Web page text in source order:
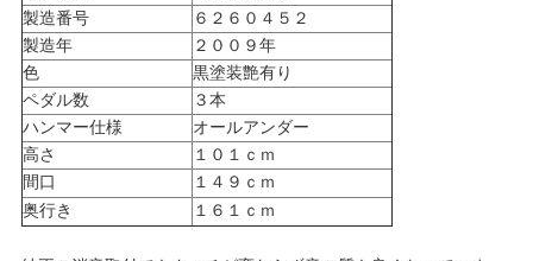
製造番号
６２６０４５２
製造年
２００９年
色
黒塗装艶有り
ペダル数
３本
ハンマー仕様
オールアンダー
高さ
１０１ｃｍ
間口
１４９ｃｍ
奥行き
１６１ｃｍ